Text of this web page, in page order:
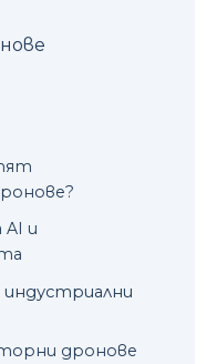
AI и
дронове